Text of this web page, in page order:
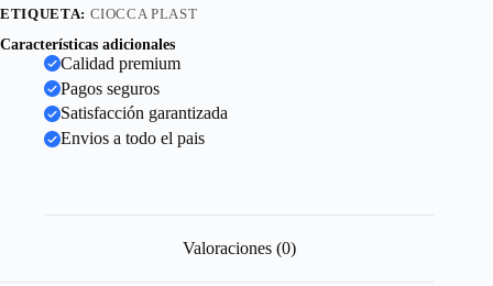
ETIQUETA: CIOCCA PLAST
Características adicionales
Calidad premium
Pagos seguros
Satisfacción garantizada
Envios a todo el pais
Valoraciones (0)